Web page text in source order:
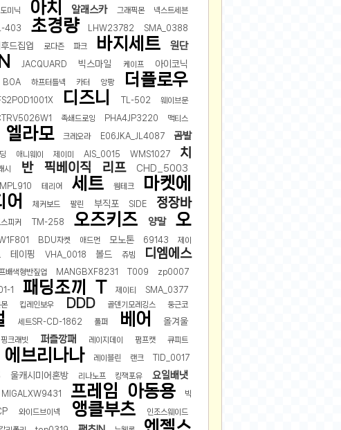
도미닉 아치 알래스카 그래픽몬 넥스트세븐
403 초경량 LHW23782 SMA_0388
드집업 로다즌 파크 바지세트 원단
JACQUARD 빅스마일 케이프 아이코닉
BOA 하프터틀넥 카터 앙팡 더플로우
디즈니 TL-502 웨이브문
족쇄드로잉 PHA4JP3220 맥티스
엘라모 크레오라 E06JKA_JL4087
곰발
애니웨이 제이미 AIS_0015 WMS1027
치
시 반 픽베이직 리프 CHD_5003
테리어 세트 웜테크
마켓에
어 체커보드 팔린 부직포 SIDE
정장바
피커 TM-258 오즈키즈 양말
오
BDU자켓 애드먼 모노톤 69143
제이
테이핑 VHA_0018 볼드 쥬빔
디엠에스
배색형반짚업 MANGBXF8231 T009 zp0007
1 패딩조끼 T 제이티
SMA_0377
킵레인보우 DDD 골덴기모레깅스 둥근코
세트SR-CD-1862 풀퍼 베어 올겨울
핑크래빗 퍼즐깡패 레이지데이 펌프캣 큐피트
에브리나나 레이블린 랜크 TID_0017
울캐시미어혼방 리나노프 킹잭포유 요일배냇
MIGALXW9431 프레임 아동용 빅
와이드브이넥 앵클부츠 인조스웨이드